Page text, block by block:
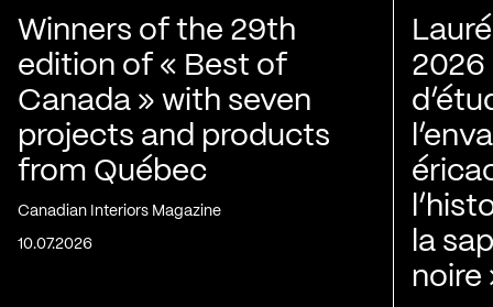
Winners of the 29th
edition of « Best of
Canada » with seven
projects and products
from Québec
Canadian Interiors Magazine
10.07.2026
2026
la
noire